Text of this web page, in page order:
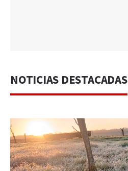
NOTICIAS DESTACADAS